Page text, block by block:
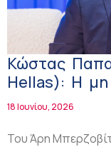
Κώστας
Hellas): Η μη
δεδομένων
την κοινωνία
18 Ιουνίου, 2026
Του Άρη